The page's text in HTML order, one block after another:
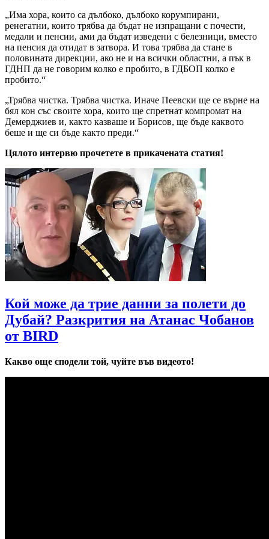
„Има хора, които са дълбоко, дълбоко корумпирани,
ренегатни, които трябва да бъдат не изпращани с почести,
медали и пенсии, ами да бъдат изведени с белезници, вместо
на пенсия да отидат в затвора. И това трябва да стане в
половината дирекции, ако не и на всички областни, а пък в
ГДНП да не говорим колко е пробито, в ГДБОП колко е
пробито.“
„Трябва чистка. Трябва чистка. Иначе Пеевски ще се върне на
бял кон със своите хора, които ще спретнат компромат на
Демерджиев и, както казваше и Борисов, ще бъде каквото
беше и ще си бъде както преди.“
Цялото интервю прочетете в прикачената статия!
Кой може да трие данни за полети до
Дубай? Разкрития на Атанас Чобанов
от BIRD
Какво още сподели той, чуйте във видеото!